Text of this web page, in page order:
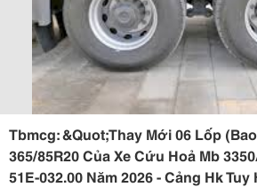
Tbmcg: &Quot;Thay Mới 06 Lốp
365/85R20 Của Xe Cứu Hoả Mb
51E-032.00 Năm 2026 - Cảng Hk Tuy